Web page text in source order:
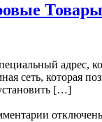
Товары
адрес,
сеть, которая
[…]